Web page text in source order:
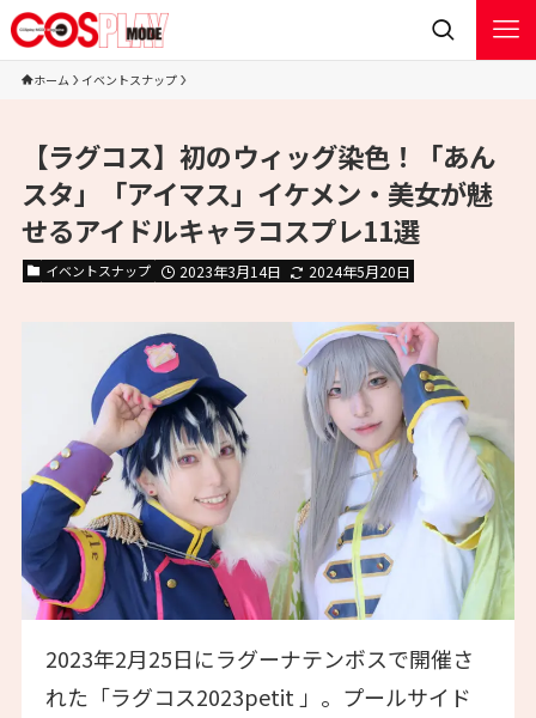
ホーム イベントスナップ
【ラグコス】初のウィッグ染色！「あん
スタ」「アイマス」イケメン・美女が魅
せるアイドルキャラコスプレ11選
イベントスナップ 2023年3月14日 2024年5月20日
2023年2月25日にラグーナテンボスで開催さ
れた「ラグコス2023petit 」。プールサイド